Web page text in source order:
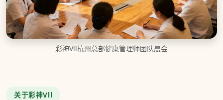
彩神Vll杭州总部健康管理师团队晨会
关于彩神Vll